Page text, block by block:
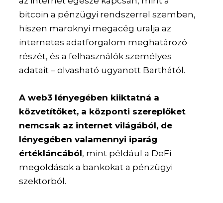
bitcoin a pénzügyi rendszerrel szemben,
hiszen maroknyi megacég uralja az
internetes adatforgalom meghatározó
részét, és a felhasználók személyes
adatait – olvasható ugyanott Barthától.
A web3 lényegében kiiktatná a
közvetítőket, a központi szereplőket
nemcsak az internet világából, de
lényegében valamennyi iparág
értékláncából, mint például a DeFi
megoldások a bankokat a pénzügyi
szektorból.